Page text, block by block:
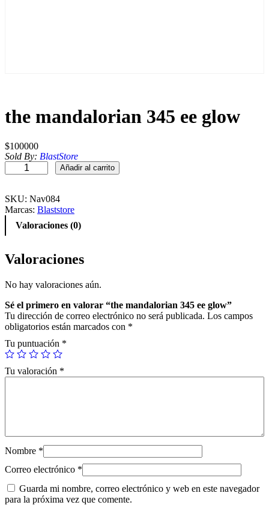
the mandalorian 345 ee glow
$100000
Sold By: BlastStore
h
m
a
l
o
i
n
3
4
5
e
e
g
n
t
i
d
d
Añadir al carrito
SKU: Nav084
Marcas: Blaststore
Valoraciones (0)
Valoraciones
No hay valoraciones aún.
Sé el primero en valorar “the mandalorian 345 ee glow”
Tu dirección de correo electrónico no será publicada. Los campos
obligatorios están marcados con *
Tu puntuación *
Tu valoración *
Nombre *
Correo electrónico *
Guarda mi nombre, correo electrónico y web en este navegador
para la próxima vez que comente.